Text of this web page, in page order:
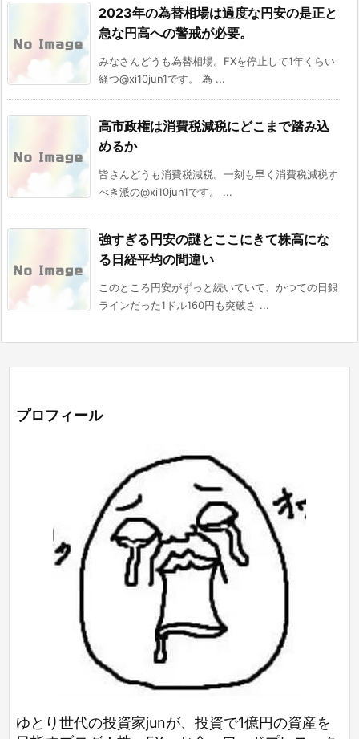
2023年の為替相場は過度な円安の是正と
急な円高への警戒が必要。
みなさんどうも為替相場。FXを停止して1年くらい
経つ@xi10jun1です。 為 ...
高市政権は消費税減税にどこまで踏み込
めるか
皆さんどうも消費税減税。一刻も早く消費税減税す
べき派の@xi10jun1です。 ...
強すぎる円安の謎とここにきて株高にな
る日経平均の間違い
このところ円安がずっと続いていて、かつての日銀
ラインだった1ドル160円も突破さ ...
プロフィール
ゆとり世代の投資家junが、投資で1億円の資産を